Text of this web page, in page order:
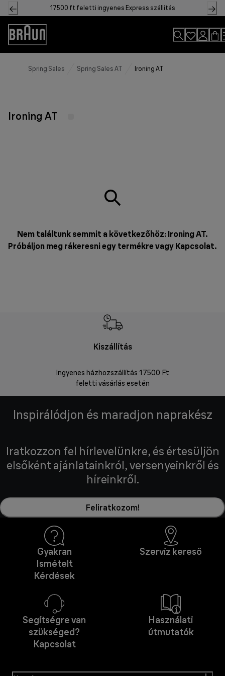
Skip
to
Content
17500 ft feletti ingyenes Express szállítás
Accessibility
Statement
Spring Sales Spring Sales AT Ironing AT
Ironing AT
Nem találtunk semmit a következőhöz: Ironing AT.
Próbáljon meg rákeresni egy termékre vagy Kapcsolat.
Kiszállítás
Ingyenes házhozszállítás 17500 Ft
feletti vásárlás esetén
Inspirálódjon és maradjon naprakész
Iratkozzon fel hírlevelünkre, és értesüljön
elsőként ajánlatainkról, versenyeinkről és
híreinkről.
Feliratkozom!
Gyakran
Ismételt
Kérdések
Szervíz kereső
Segítségre van
szükséged?
Kapcsolat
Használati
útmutatók